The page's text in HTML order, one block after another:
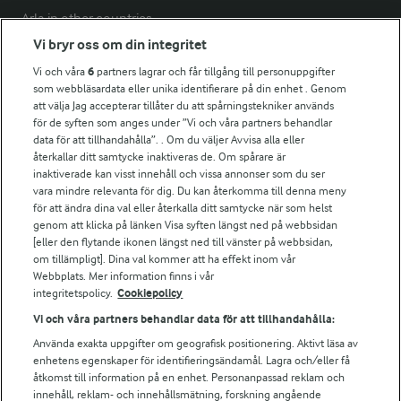
Arla in other countries
Fler Arlasajter
För ägare
Arlas kundportal
Arla.com
Falbygdens Ost
Arla webbshop
Bildbank
Följ oss
Vi bryr oss om din integritet
Vi och våra6 partners lagrar och får tillgång till personuppgifter
som webbläsardata eller unika identifierare på din enhet . Genom
att välja Jag accepterar tillåter du att spårningstekniker används
för de syften som anges under ”Vi och våra partners behandlar
data för att tillhandahålla”. . Om du väljer Avvisa alla eller
återkallar ditt samtycke inaktiveras de. Om spårare är
inaktiverade kan visst innehåll och vissa annonser som du ser
vara mindre relevanta för dig. Du kan återkomma till denna meny
för att ändra dina val eller återkalla ditt samtycke när som helst
genom att klicka på länken Visa syften längst ned på webbsidan
[eller den flytande ikonen längst ned till vänster på webbsidan,
om tillämpligt]. Dina val kommer att ha effekt inom vår
Webbplats. Mer information finns i vår
integritetspolicy. Cookiepolicy
Vi och våra partners behandlar data för att tillhandahålla:
Använda exakta uppgifter om geografisk positionering. Aktivt läsa av
enhetens egenskaper för identifieringsändamål. Lagra och/eller få
åtkomst till information på en enhet. Personanpassad reklam och
innehåll, reklam- och innehållsmätning, forskning angående